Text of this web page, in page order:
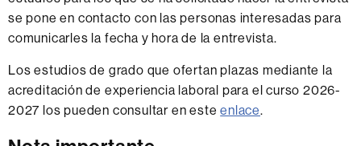
se pone en contacto con las personas interesadas para
comunicarles la fecha y hora de la entrevista.
Los estudios de grado que ofertan plazas mediante la
acreditación de experiencia laboral para el curso 2026-
2027 los pueden consultar en esteenlace.